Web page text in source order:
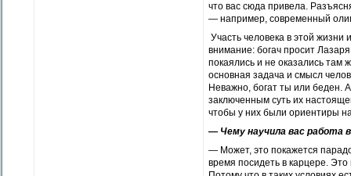
что вас сюда привела.
— например, современный
Участь человека в этой
внимание: богач просит
покаялись и не оказались там
основная задача и смысл
Неважно, богат ты или беден.
заключенным суть их
чтобы у них были ориентиры
— Чему научила вас работа
— Может, это покажется
время посидеть в карцере.